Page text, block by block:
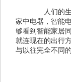
人们的生
家中电器，智能
够看到智能家居
就连现在的出行
与以往完全不同的